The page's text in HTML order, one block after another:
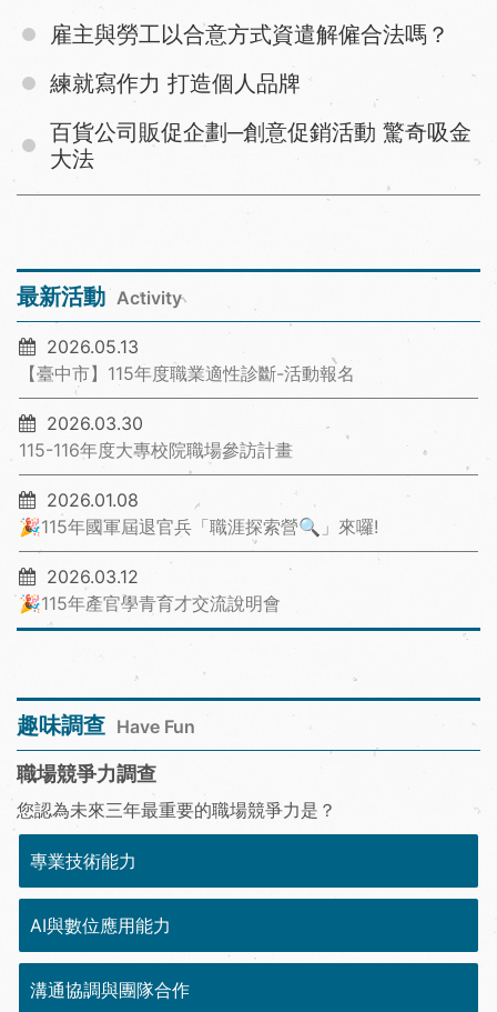
雇主與勞工以合意方式資遣解僱合法嗎？
練就寫作力 打造個人品牌
百貨公司販促企劃─創意促銷活動 驚奇吸金
大法
最新活動 Activity
2026.05.13
【臺中市】115年度職業適性診斷-活動報名
2026.03.30
115-116年度大專校院職場參訪計畫
2026.01.08
🎉115年國軍屆退官兵「職涯探索營🔍」來囉!
2026.03.12
🎉115年產官學青育才交流說明會
趣味調查 Have Fun
職場競爭力調查
您認為未來三年最重要的職場競爭力是？
專業技術能力
AI與數位應用能力
溝通協調與團隊合作